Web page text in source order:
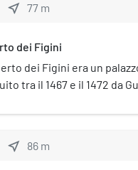
near_me 77 m
dei Figini
dei Figini era un
tra il 1467 e il 1472 da
di Pietro Figino,
quando l'area venne
near_me 86 m